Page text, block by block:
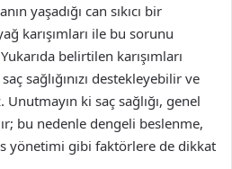
yaşadığı can sıkıcı bir
karışımları ile bu sorunu
belirtilen karışımları
sağlığınızı destekleyebilir ve
ki saç sağlığı, genel
bu nedenle dengeli beslenme,
yönetimi gibi faktörlere de dikkat